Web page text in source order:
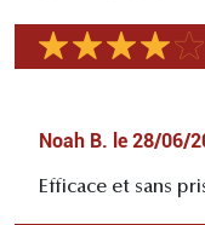
Noah B. le 28/06/
Efficace et sans